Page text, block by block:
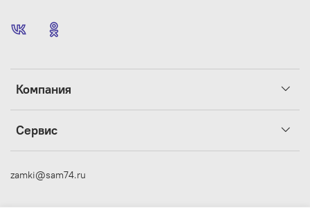
Компания
Сервис
zamki@sam74.ru